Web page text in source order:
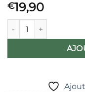
€19,90
quantité de Bruxelles,